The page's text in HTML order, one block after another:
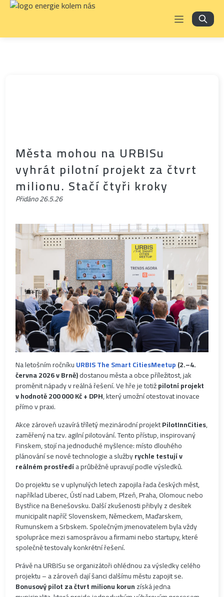
Města mohou na URBISu
vyhrát pilotní projekt za čtvrt
milionu. Stačí čtyři kroky
Přidáno26.5.26
Na letošním ročníkuURBIS The Smart CitiesMeetup(2.–4.
června 2026 v Brně)dostanou města a obce příležitost, jak
proměnit nápady v reálná řešení. Ve hře je totižpilotní projekt
v hodnotě 200000 Kč + DPH, který umožní otestovat inovace
přímo v praxi.
Akce zároveň uzavírá tříletý mezinárodní projektPilotInnCities,
zaměřený na tzv. agilní pilotování. Tento přístup, inspirovaný
Finskem, stojí na jednoduché myšlence: místo dlouhého
plánování se nové technologie a službyrychle testují v
reálném prostředía průběžně upravují podle výsledků.
Do projektu se v uplynulých letech zapojila řada českých měst,
například Liberec, Ústí nad Labem, Plzeň, Praha, Olomouc nebo
Bystřice na Benešovsku. Další zkušenosti přibyly z desítek
municipalit napříč Slovenskem, Německem, Maďarskem,
Rumunskem a Srbskem. Společným jmenovatelem byla vždy
spolupráce mezi samosprávou a firmami nebo startupy, které
společně testovaly konkrétní řešení.
Právě na URBISu se organizátoři ohlédnou za výsledky celého
projektu – a zároveň dají šanci dalšímu městu zapojit se.
Bonusový pilot za čtvrt milionu korunzíská jedna